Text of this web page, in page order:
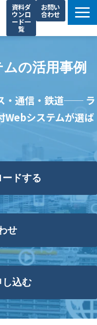
資料ダ
ウンロ
ード一
覧
お問い
合わせ
の活用事例
・通信・鉄道── ラ
Webシステムが選ば
ドする
せ
し込む